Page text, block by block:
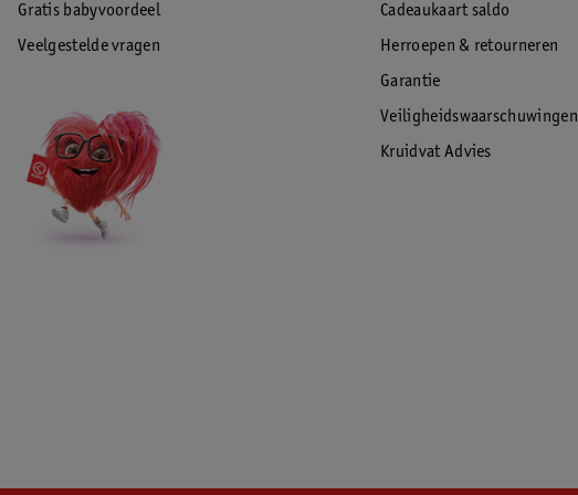
Gratis babyvoordeel
Veelgestelde vragen
Cadeaukaart saldo
Herroepen & retourneren
Garantie
Veiligheidswaarschuwingen
Kruidvat Advies